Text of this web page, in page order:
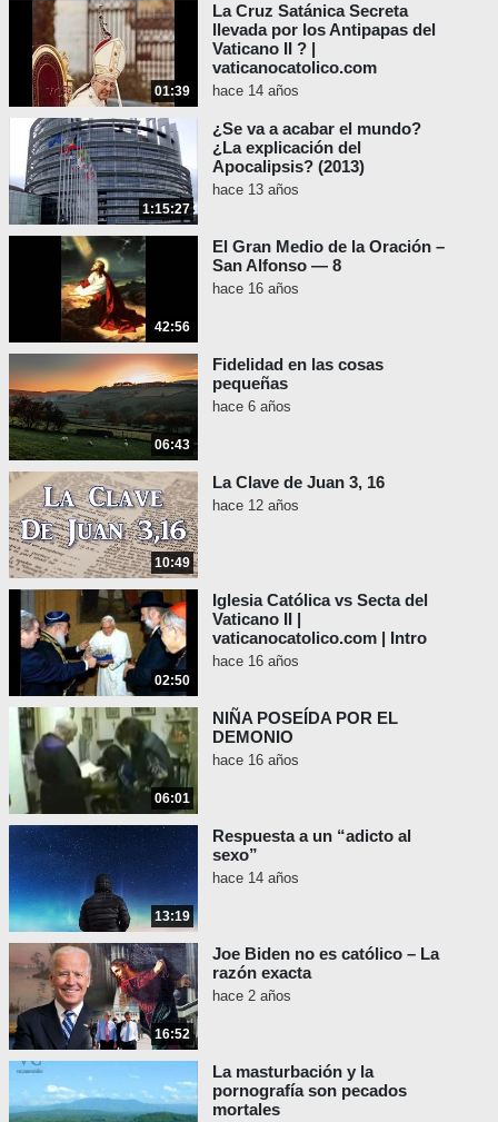
01:39
La Cruz Satánica Secreta
llevada por los Antipapas del
Vaticano II ? |
vaticanocatolico.com
hace 14 años
1:15:27
¿Se va a acabar el mundo?
¿La explicación del
Apocalipsis? (2013)
hace 13 años
42:56
El Gran Medio de la Oración –
San Alfonso — 8
hace 16 años
06:43
Fidelidad en las cosas
pequeñas
hace 6 años
10:49
La Clave de Juan 3, 16
hace 12 años
02:50
Iglesia Católica vs Secta del
Vaticano II |
vaticanocatolico.com | Intro
hace 16 años
06:01
NIÑA POSEÍDA POR EL
DEMONIO
hace 16 años
13:19
Respuesta a un “adicto al
sexo”
hace 14 años
16:52
Joe Biden no es católico – La
razón exacta
hace 2 años
La masturbación y la
pornografía son pecados
mortales